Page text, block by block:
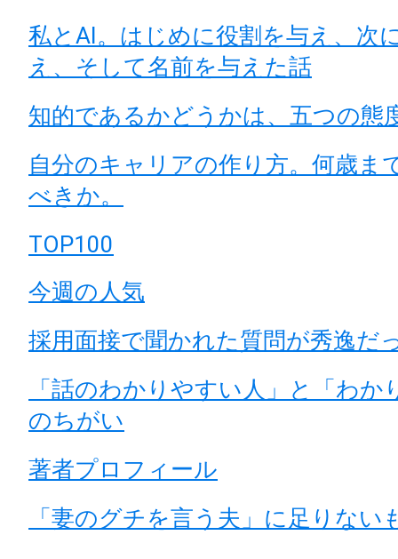
私とAI。はじめに役割を与え、次
え、そして名前を与えた話
知的であるかどうかは、五つの態
自分のキャリアの作り方。何歳ま
べきか。
TOP100
今週の人気
採用面接で聞かれた質問が秀逸だ
「話のわかりやすい人」と「わか
のちがい
著者プロフィール
「妻のグチを言う夫」に足りない